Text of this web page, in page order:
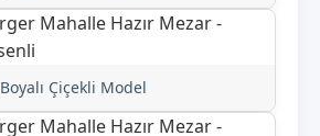
Boyalı Çiçekli Model